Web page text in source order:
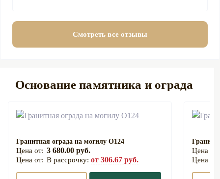
Смотреть все отзывы
Основание памятника и ограда
Гранитная ограда на могилу О124
3 680.00 руб.
В рассрочку: от 306.67 руб.